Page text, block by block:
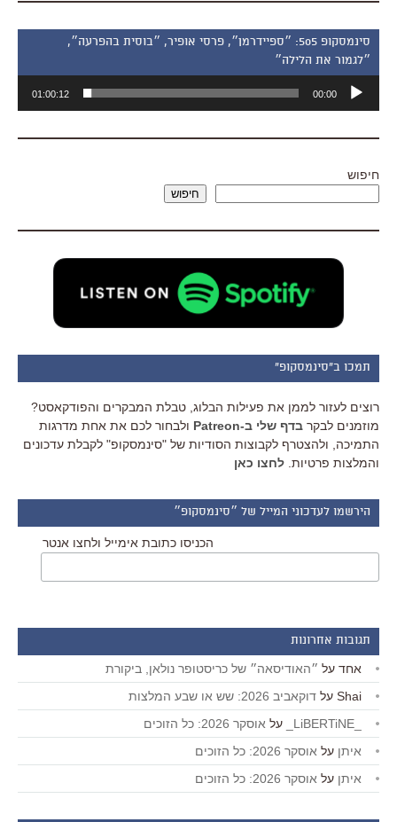
סינמסקופ 505: ״ספיידרמן״, פרסי אופיר, ״בוסית בהפרעה״,
״לגמור את הלילה״
אודיו
00:00
01:00:12
חיפוש
חיפוש
תמכו ב"סינמסקופ"
רוצים לעזור לממן את פעילות הבלוג, טבלת המבקרים והפודקאסט?
מוזמנים לבקר בדף שלי ב-Patreon
ולבחור לכם את אחת מדרגות
התמיכה, ולהצטרף לקבוצות הסודיות של "סינמסקופ" לקבלת עדכונים
והמלצות פרטיות. לחצו כאן
הירשמו לעדכוני המייל של ״סינמסקופ״
הכניסו כתובת אימייל ולחצו אנטר
תגובות אחרונות
אחד על ״האודיסאה״ של כריסטופר נולאן, ביקורת
Shai על דוקאביב 2026: שש או שבע המלצות
על אוסקר 2026: כל הזוכים
איתן על אוסקר 2026: כל הזוכים
איתן על אוסקר 2026: כל הזוכים